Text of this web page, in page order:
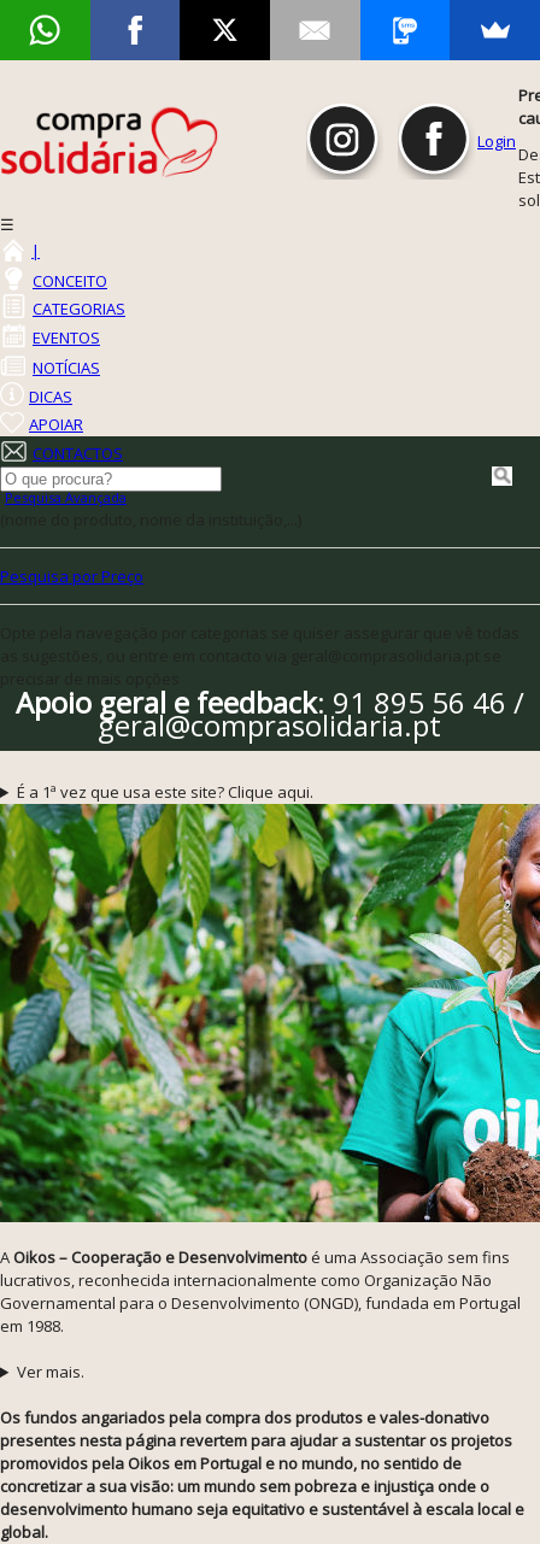
Login
☰
|
CONCEITO
CATEGORIAS
EVENTOS
NOTÍCIAS
DICAS
APOIAR
CONTACTOS
Pesquisa Avançada
Pesquisa por Preço
Apoio geral e feedback: 91 895 56 46 /
geral@comprasolidaria.pt
É a 1ª vez que usa este site? Clique aqui.
AOikos – Cooperação e Desenvolvimentoé uma Associação sem fins
lucrativos, reconhecida internacionalmente como Organização Não
Governamental para o Desenvolvimento (ONGD), fundada em Portugal
em 1988.
Ver mais.
Os fundos angariados pela compra dos produtos e vales-donativo
presentes nesta página revertem para ajudar a sustentar os projetos
promovidos pela Oikos em Portugal e no mundo, no sentido de
concretizar a sua visão: um mundo sem pobreza e injustiça onde o
desenvolvimento humano seja equitativo e sustentável à escala local e
global.